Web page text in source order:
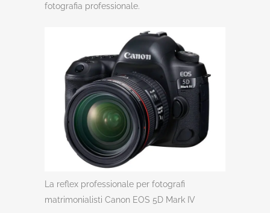
fotografia professionale.
La reflex professionale per fotografi
matrimonialisti Canon EOS 5D Mark IV